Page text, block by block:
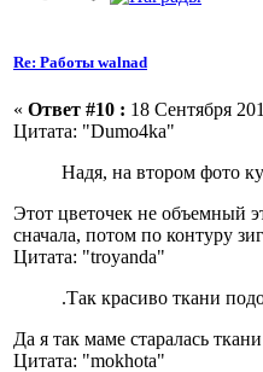
Re: Работы walnad
« Ответ #10 : 18 Сентября
Цитата: "Dumo4ka"
Надя, на втором фото
Этот цветочек не объемный
сначала, потом по контуру
Цитата: "troyanda"
.Так красиво ткани
Да я так маме старалась
Цитата: "mokhota"